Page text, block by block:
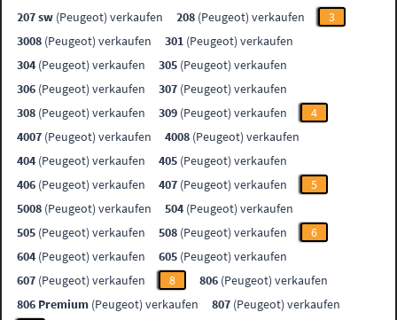
207 sw (Peugeot) verkaufen 208 (Peugeot) verkaufen
3
3008 (Peugeot) verkaufen 301 (Peugeot) verkaufen
304 (Peugeot) verkaufen 305 (Peugeot) verkaufen
306 (Peugeot) verkaufen 307 (Peugeot) verkaufen
308 (Peugeot) verkaufen 309 (Peugeot) verkaufen
4
4007 (Peugeot) verkaufen 4008 (Peugeot) verkaufen
404 (Peugeot) verkaufen 405 (Peugeot) verkaufen
406 (Peugeot) verkaufen 407 (Peugeot) verkaufen
5
5008 (Peugeot) verkaufen 504 (Peugeot) verkaufen
505 (Peugeot) verkaufen 508 (Peugeot) verkaufen
6
604 (Peugeot) verkaufen 605 (Peugeot) verkaufen
607 (Peugeot) verkaufen 8 806 (Peugeot) verkaufen
806 Premium (Peugeot) verkaufen 807 (Peugeot) verkaufen